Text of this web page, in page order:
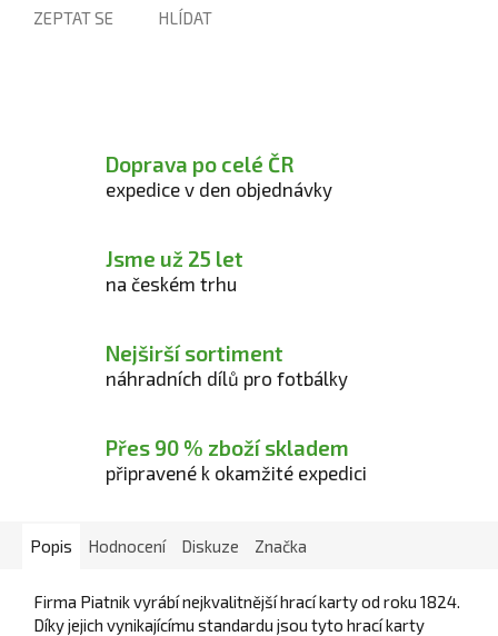
ZEPTAT SE HLÍDAT
Doprava po celé ČR
expedice v den objednávky
Jsme už 25 let
na českém trhu
Nejširší sortiment
náhradních dílů pro fotbálky
Přes 90 % zboží skladem
připravené k okamžité expedici
Popis Hodnocení Diskuze Značka
Firma Piatnik vyrábí nejkvalitnější hrací karty od roku 1824.
Díky jejich vynikajícímu standardu jsou tyto hrací karty